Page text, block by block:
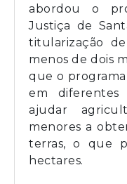
abordou o
Justiça de
titularização
menos de dois
que o
em diferentes
ajudar
menores a
terras, o que
hectares.